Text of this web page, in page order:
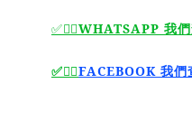
✅🙆‍♂️WHATSAPP 我
✅🙆‍♂️FACEBOOK 我們